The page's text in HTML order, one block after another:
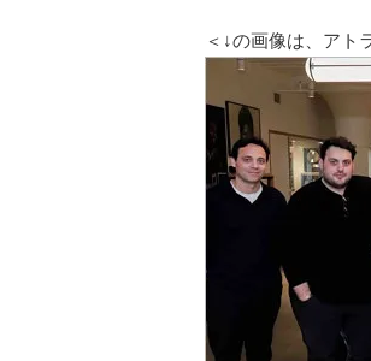
＜↓の画像は、アト